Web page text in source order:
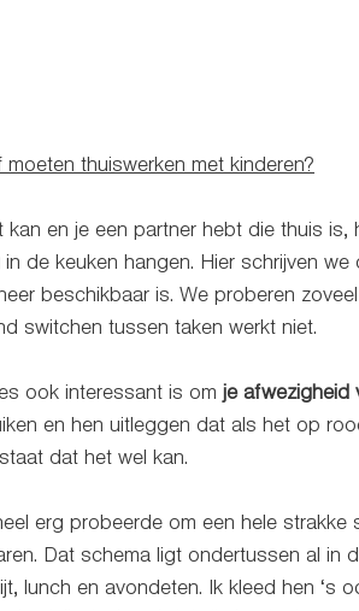
thuiswerken met kinderen?
en je een partner hebt die thuis is,
in de keuken hangen. Hier schrijven we
beschikbaar is. We proberen
switchen tussen taken werkt niet.
ook interessant is om je afwezigheid
en hen uitleggen dat als het op
dat het wel kan.
erg probeerde om een hele strakke
Dat schema ligt ondertussen al in
lunch en avondeten. Ik kleed hen ‘s